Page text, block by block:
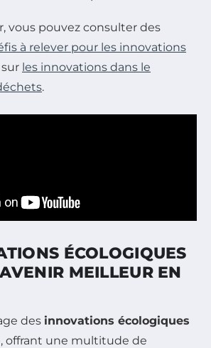
vous pouvez consulter des
à relever pour les innovations
les innovations dans le
.
ÉCOLOGIQUES
MEILLEUR EN
des innovations écologiques
offrant une multitude de